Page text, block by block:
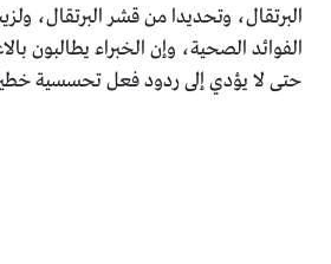
البرتقال، وتحديدا من قشر البرتقال،
الفوائد الصحية، وإن الخبراء ‏يطالبون
حتى لا يؤدي إلى ردود فعل ‏تحسسية